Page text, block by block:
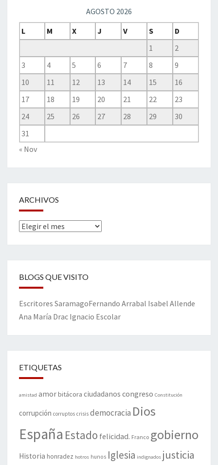
AGOSTO 2026
L
M X J V S
D
1
2
3
4 5 6 7 8
9
10
11 12 13 14 15
16
17
18 19 20 21 22
23
24
25 26 27 28 29
30
31
« Nov
ARCHIVOS
Archivos
BLOGS QUE VISITO
Escritores SaramagoFernando Arrabal Isabel Allende
Ana María Drac Ignacio Escolar
ETIQUETAS
amistad amorbitácora ciudadanos congreso Constitución
corrupción corruptos crisis democracia Dios
España Estado felicidad. Franco gobierno
Historia honradez hotros hunos Iglesia indignados justicia